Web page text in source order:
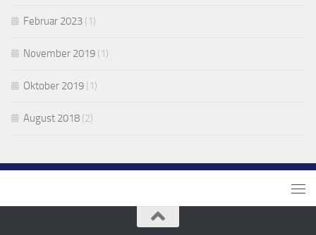
Februar 2023 (1)
November 2019 (1)
Oktober 2019 (1)
August 2018 (2)